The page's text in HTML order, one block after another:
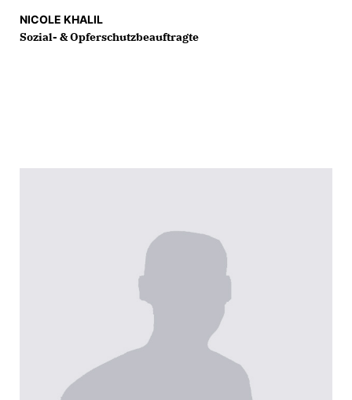
NICOLE KHALIL
Sozial- & Opferschutzbeauftragte